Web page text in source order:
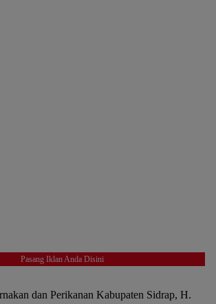
Pasang Iklan Anda Disini
dan Perikanan Kabupaten Sidrap, H.